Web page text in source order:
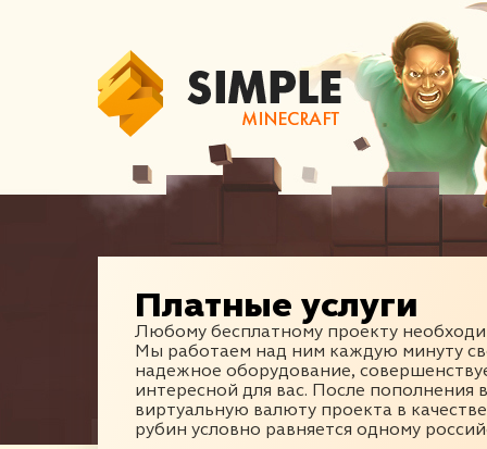
Платные услуги
Любому бесплатному проекту
Мы работаем над ним каждую минуту
надежное оборудование,
интересной для вас. После
виртуальную валюту проекта в
рубин условно равняется одному